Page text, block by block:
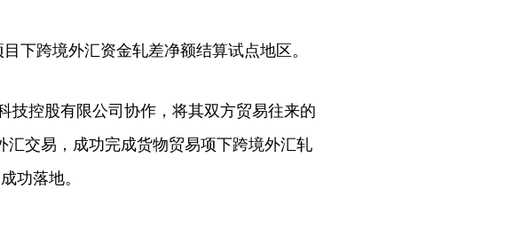
跨境外汇资金轧差净额结算试点地区。
控股有限公司协作，将其双方贸易往来的
汇交易，成功完成货物贸易项下跨境外汇轧
功落地。